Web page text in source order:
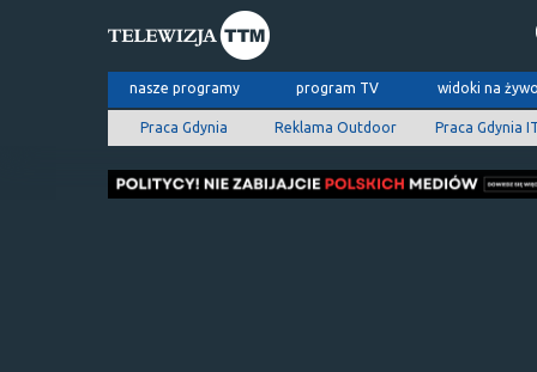
nasze programy program TV widoki na
Praca Gdynia Reklama Outdoor Praca Gdynia